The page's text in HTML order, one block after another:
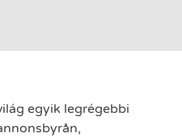
egyik legrégebbi